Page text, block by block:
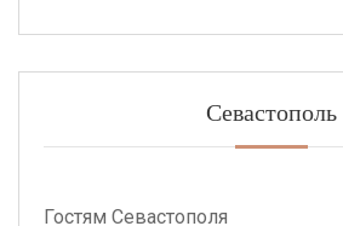
Севастополь
Гостям Севастополя